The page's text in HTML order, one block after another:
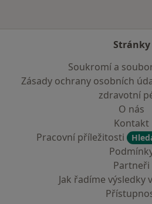
Stránky
Soukromí a
Zásady ochrany osobních
zdravotní
O nás
Kontakt
Pracovní příležitosti
Partneři
Jak řadíme výsledky